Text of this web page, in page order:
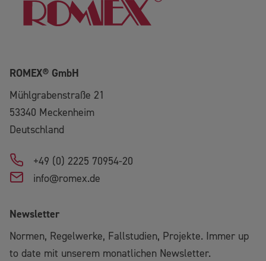
ROMEX® GmbH
Mühlgrabenstraße 21
53340 Meckenheim
Deutschland
+49 (0) 2225 70954-20
info@romex.de
Newsletter
Normen, Regelwerke, Fallstudien, Projekte. Immer up
to date mit unserem monatlichen Newsletter.